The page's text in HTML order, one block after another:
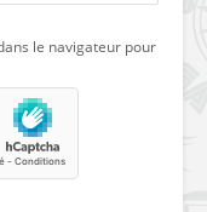
le navigateur pour